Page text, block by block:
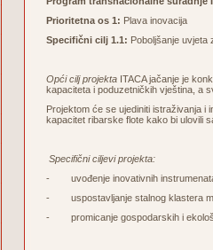
Prioritetna os 1: Plava inovacija
Specifični cilj 1.1: Poboljšanje uvjeta
Opći cilj projekta ITACA jačanje je
kapaciteta i poduzetničkih vještina, a
Projektom će se ujediniti istraživanja
kapacitet ribarske flote kako bi ulovili
Specifični ciljevi projekta:
- uvođenje inovativnih instrumenata
- uspostavljanje stalnog klastera
- promicanje gospodarskih i